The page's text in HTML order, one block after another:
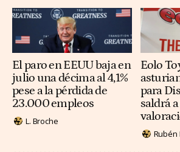
El paro en EEUU baja en
julio una décima al 4,1%
pese a la pérdida de
23.000 empleos
L. Broche
Eolo
para
saldrá
Rubén